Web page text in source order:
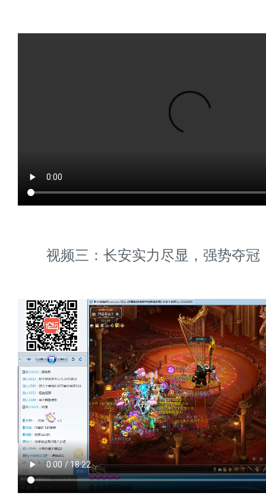
视频三：长安实力尽显，强势夺冠